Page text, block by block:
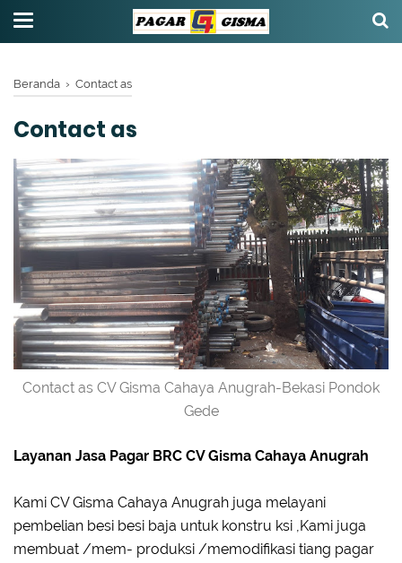
Beranda › Contact as
Contact as
Contact as CV Gisma Cahaya Anugrah-Bekasi Pondok
Gede
Layanan Jasa Pagar BRC CV Gisma Cahaya Anugrah
Kami CV Gisma Cahaya Anugrah juga melayani
pembelian besi besi baja untuk konstru ksi ,Kami juga
membuat /mem- produksi /memodifikasi tiang pagar